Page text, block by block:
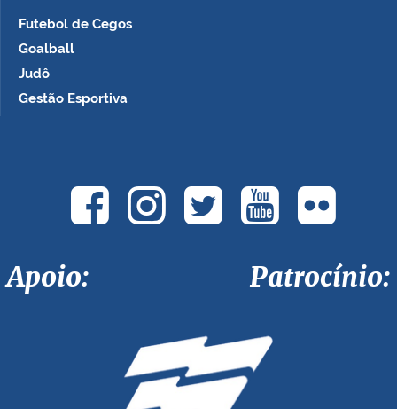
Futebol de Cegos
Goalball
Judô
Gestão Esportiva
Apoio: Patrocínio: